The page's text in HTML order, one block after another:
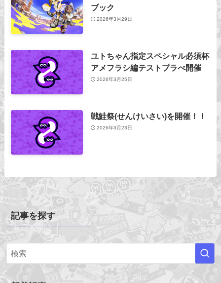
ブック
2026年3月29日
ユトちゃん指定スペシャル必須杯
アメフラシ編テストプラべ開催
2026年3月25日
戦鮭祭(せんけいさい)を開催！！
2026年3月23日
記事を探す